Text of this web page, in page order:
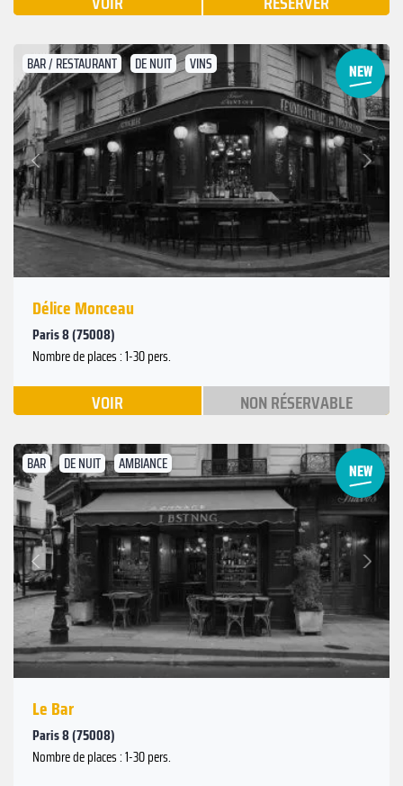
BAR / RESTAURANT DE NUIT VINS
Précédent
Suivant
Délice Monceau
Paris 8 (75008)
Nombre de places : 1-30 pers.
VOIR NON RÉSERVABLE
BAR DE NUIT AMBIANCE
Précédent
Suivant
Le Bar
Paris 8 (75008)
Nombre de places : 1-30 pers.